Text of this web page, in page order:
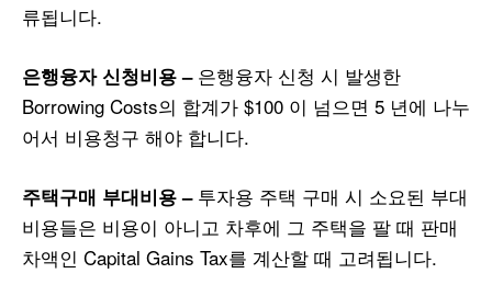
류됩니다.
은행융자 신청비용– 은행융자 신청 시 발생한
Borrowing Costs의 합계가 $100 이 넘으면 5 년에 나누
어서 비용청구 해야 합니다.
주택구매 부대비용– 투자용 주택 구매 시 소요된 부대
비용들은 비용이 아니고 차후에 그 주택을 팔 때 판매
차액인 Capital Gains Tax를 계산할 때 고려됩니다.